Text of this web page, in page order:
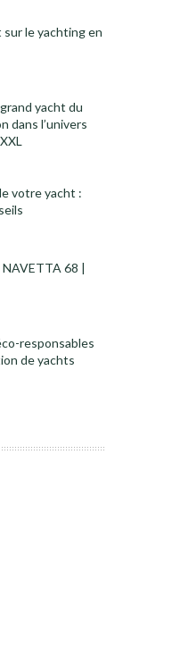
sur le yachting en
yacht du
dans l’univers
votre yacht :
68 |
responsables
de yachts